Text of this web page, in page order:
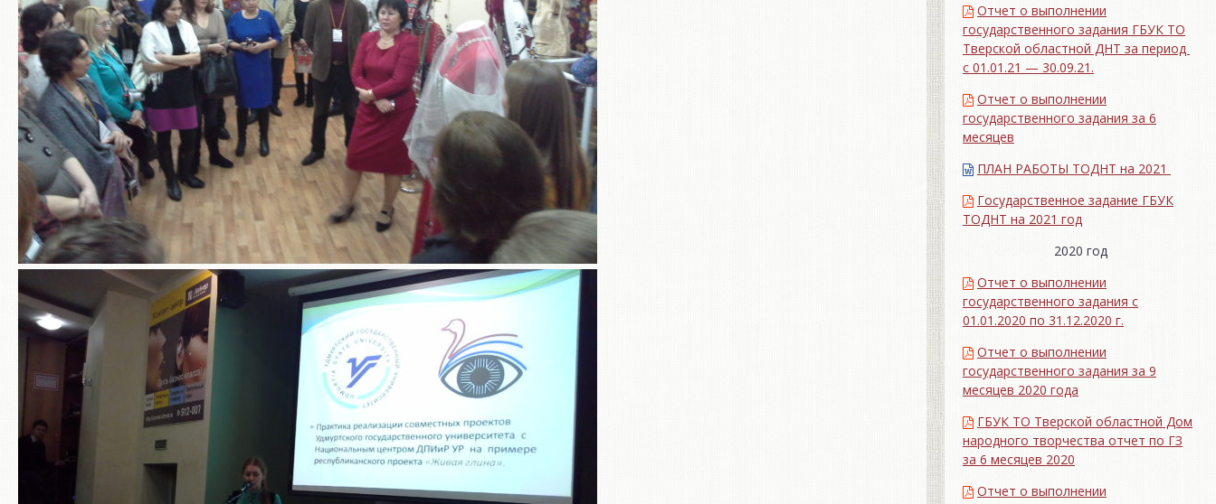
Отчет о выполнении
государственного задания ГБУК ТО
Тверской областной ДНТ за период
с 01.01.21 — 30.09.21.
Отчет о выполнении
государственного задания за 6
месяцев
ПЛАН РАБОТЫ ТОДНТ на 2021
Государственное задание ГБУК
ТОДНТ на 2021 год
2020 год
Отчет о выполнении
государственного задания с
01.01.2020 по 31.12.2020 г.
Отчет о выполнении
государственного задания за 9
месяцев 2020 года
ГБУК ТО Тверской областной Дом
народного творчества отчет по ГЗ
за 6 месяцев 2020
Отчет о выполнении